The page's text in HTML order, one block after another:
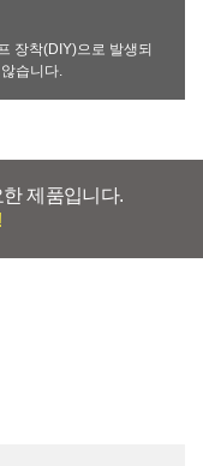
장착(DIY)으로 발생되
습니다.
한 제품입니다.